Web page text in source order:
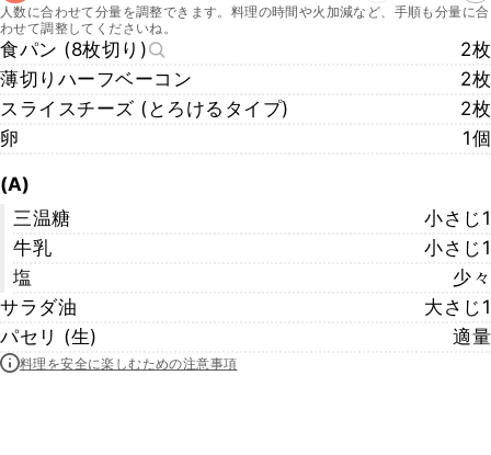
人数に合わせて分量を調整できます。料理の時間や火加減など、手順も分量に合
わせて調整してくださいね。
食パン (8枚切り)
2枚
薄切りハーフベーコン
2枚
スライスチーズ (とろけるタイプ)
2枚
卵
1個
(A)
三温糖
小さじ1
牛乳
小さじ1
塩
少々
サラダ油
大さじ1
パセリ (生)
適量
料理を安全に楽しむための注意事項